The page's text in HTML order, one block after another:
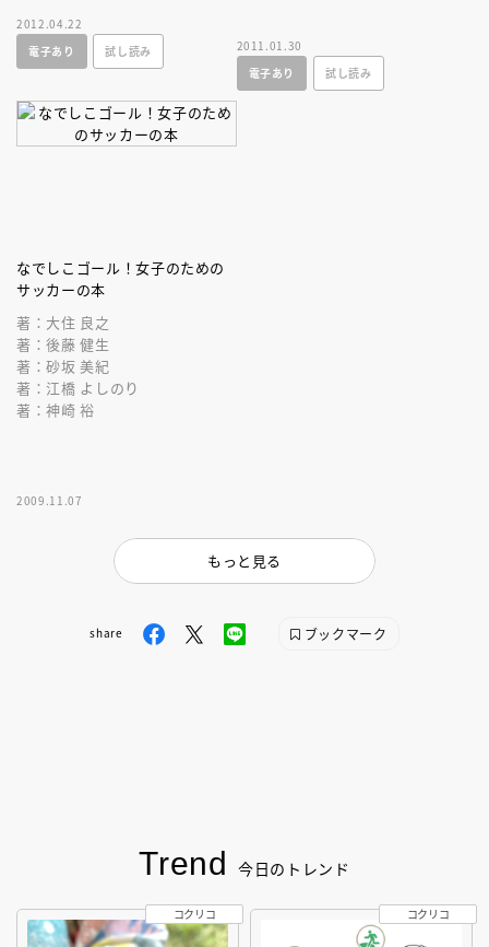
らに進化したスタイルで五輪に
望む！
2012.04.22
電子あり
試し読み
2011.01.30
電子あり
試し読み
なでしこゴール！女子のための
サッカーの本
著：大住 良之
著：後藤 健生
著：砂坂 美紀
著：江橋 よしのり
著：神崎 裕
2009.11.07
もっと見る
share ブックマーク
Trend 今日のトレンド
コクリコ コクリコ